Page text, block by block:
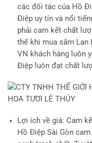
các đối tác của Hồ
Điệp uy tín và nổi
phải cam kết chất
thế khi mua sắm Lan
VN khách hàng luôn
Điệp luôn đạt chất
Lợi ích về giá: Cam
Hồ Điệp Sài Gòn